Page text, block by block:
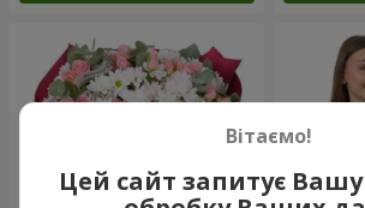
Вітаємо!
Цей сайт запитує Вашу